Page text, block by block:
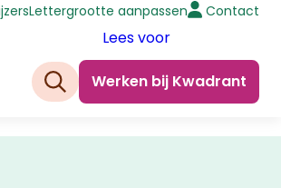
Lees voor
Zoeken
Werken bij Kwadrant
Lettergrootte aanpassen Contact